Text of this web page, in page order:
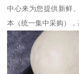
中心来为您提供新鲜
本（统一集中采购），